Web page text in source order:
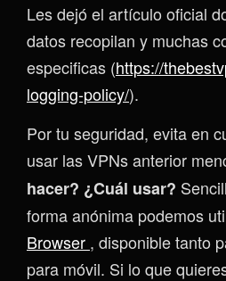
Les dejó el artículo oficial
datos recopilan y muchas
especificas (https://
logging-policy/).
Por tu seguridad, evita en
usar las VPNs anterior
hacer? ¿Cuál usar?
forma anónima podemos
Browser , disponible tanto
para móvil. Si lo que